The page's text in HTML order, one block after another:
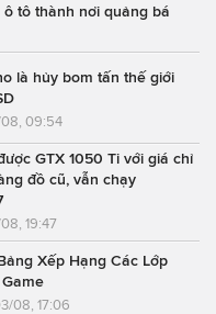
tô thành nơi quảng bá
là hủy bom tấn thế giới
09:54
GTX 1050 Ti với giá chỉ
đồ cũ, vẫn chạy
19:47
Xếp Hạng Các Lớp
08, 17:06